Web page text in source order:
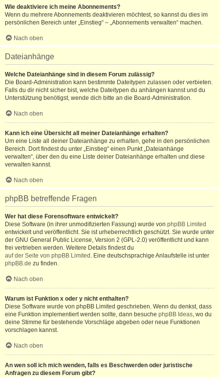
Wie deaktiviere ich meine Abonnements?
Wenn du mehrere Abonnements deaktivieren möchtest, so kannst du dies im
persönlichen Bereich unter „Einstieg“ – „Abonnements verwalten“ machen.
Nach oben
Dateianhänge
Welche Dateianhänge sind in diesem Forum zulässig?
Die Board-Administration kann bestimmte Dateitypen zulassen oder verbieten.
Falls du dir nicht sicher bist, welche Dateitypen du anhängen kannst und du
Unterstützung benötigst, wende dich bitte an die Board-Administration.
Nach oben
Kann ich eine Übersicht all meiner Dateianhänge erhalten?
Um eine Liste all deiner Dateianhänge zu erhalten, gehe in den persönlichen
Bereich. Dort findest du unter „Einstieg“ einen Punkt „Dateianhänge
verwalten“, über den du eine Liste deiner Dateianhänge erhalten und diese
verwalten kannst.
Nach oben
phpBB betreffende Fragen
Wer hat diese Forensoftware entwickelt?
Diese Software (in ihrer unmodifizierten Fassung) wurde von phpBB Limited
entwickelt und veröffentlicht. Sie ist urheberrechtlich geschützt. Sie wurde unter
der GNU General Public License, Version 2 (GPL-2.0) veröffentlicht und kann
frei vertrieben werden. Weitere Details findest du
auf der Seite von phpBB Limited . Eine deutschsprachige Anlaufstelle ist unter
phpBB.de zu finden.
Nach oben
Warum ist Funktion x oder y nicht enthalten?
Diese Software wurde von phpBB Limited geschrieben. Wenn du denkst, dass
eine Funktion implementiert werden sollte, dann besuche phpBB Ideas, wo du
deine Stimme für bestehende Vorschläge abgeben oder neue Funktionen
vorschlagen kannst.
Nach oben
An wen soll ich mich wenden, falls es Beschwerden oder juristische
Anfragen zu diesem Forum gibt?